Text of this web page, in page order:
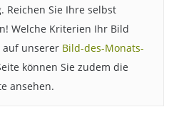
Reichen Sie Ihre selbst
Welche Kriterien Ihr Bild
auf unserer Bild-des-Monats-
können Sie zudem die
ansehen.